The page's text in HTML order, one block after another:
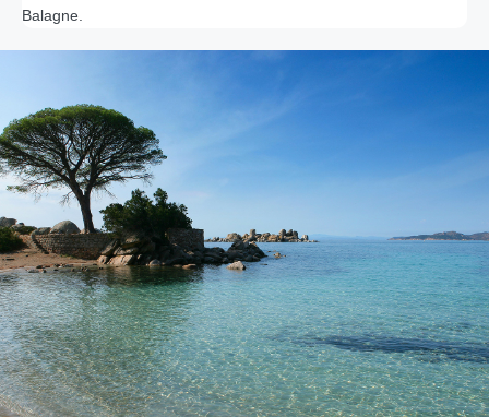
Balagne.